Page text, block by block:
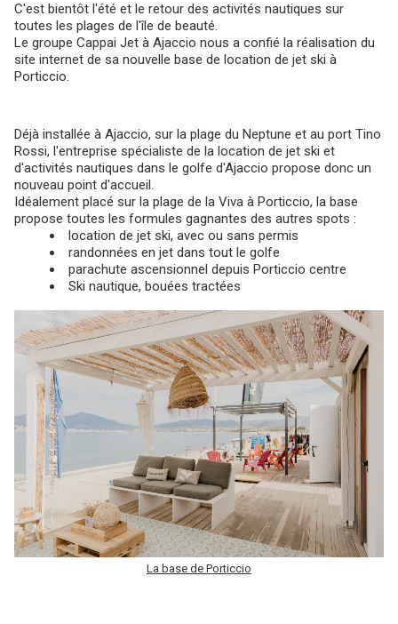
C'est bientôt l'été et le retour des activités nautiques sur
toutes les plages de l'île de beauté.
Le groupe Cappai Jet à Ajaccio nous a confié la réalisation du
site internet de sa nouvelle base de location de jet ski à
Porticcio.
Déjà installée à Ajaccio, sur la plage du Neptune et au port Tino
Rossi, l'entreprise spécialiste de la location de jet ski et
d'activités nautiques dans le golfe d'Ajaccio propose donc un
nouveau point d'accueil.
Idéalement placé sur la plage de la Viva à Porticcio, la base
propose toutes les formules gagnantes des autres spots :
location de jet ski, avec ou sans permis
randonnées en jet dans tout le golfe
parachute ascensionnel depuis Porticcio centre
Ski nautique, bouées tractées
La base de Porticcio